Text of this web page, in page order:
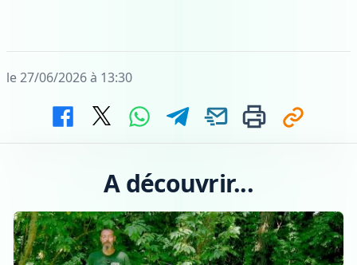
le 27/06/2026 à 13:30
A découvrir...